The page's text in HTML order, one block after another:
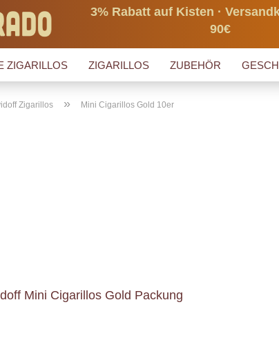
3% Rabatt auf Kisten ·
90€
ZIGARILLOS ZIGARILLOS ZUBEHÖR
Zigarillos » Mini Cigarillos Gold 10er